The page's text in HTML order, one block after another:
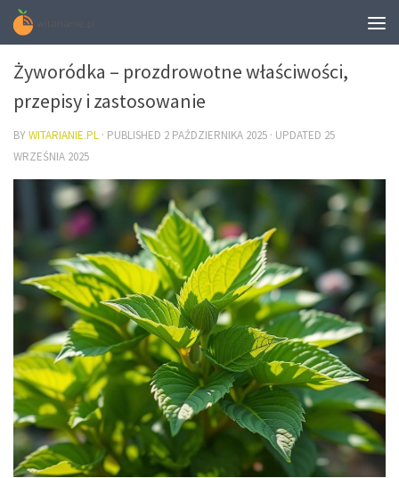
DIETA
Żyworódka – prozdrowotne właściwości,
przepisy i zastosowanie
BYWITARIANIE.PL · PUBLISHED 2 PAŹDZIERNIKA 2025 · UPDATED 25
WRZEŚNIA 2025